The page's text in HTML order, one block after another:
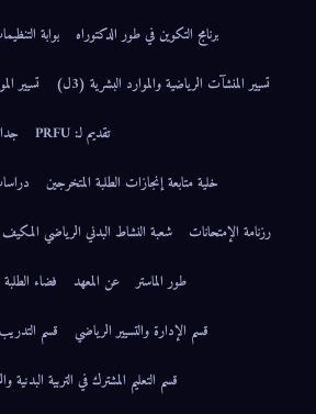
برنامج التكوين في طور الدكتوراه
بوابة
تسيير المنشآت الرياضية والموارد البشرية (3ل)
تسيير
تقديم لـ: PRFU
خلية متابعة إنجازات الطلبة المتخرجين
رزنامة الإمتحانات
شعبة النشاط البدني الرياضي المكيف
طور الماستر
عن المعهد فضاء الطلبة
قسم الإدارة والتسيير الرياضي
قسم
قسم التعليم المشترك في التربية البدنية